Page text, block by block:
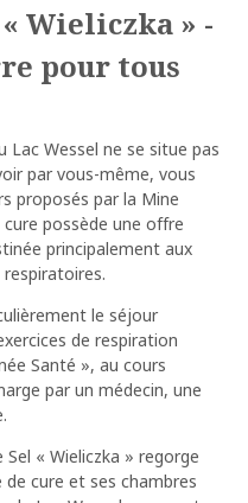
Wieliczka » -
pour tous
Lac Wessel ne se situe pas
par vous-même, vous
proposés par la Mine
possède une offre
principalement aux
le séjour
de respiration
Santé », au cours
par un médecin, une
« Wieliczka » regorge
cure et ses chambres